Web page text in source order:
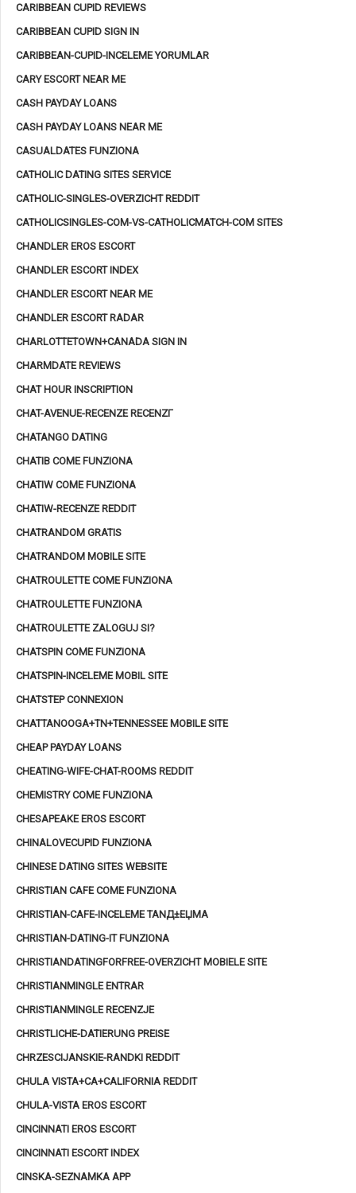
CARIBBEAN CUPID REVIEWS
CARIBBEAN CUPID SIGN IN
CARIBBEAN-CUPID-INCELEME YORUMLAR
CARY ESCORT NEAR ME
CASH PAYDAY LOANS
CASH PAYDAY LOANS NEAR ME
CASUALDATES FUNZIONA
CATHOLIC DATING SITES SERVICE
CATHOLIC-SINGLES-OVERZICHT REDDIT
CATHOLICSINGLES-COM-VS-CATHOLICMATCH-COM SITES
CHANDLER EROS ESCORT
CHANDLER ESCORT INDEX
CHANDLER ESCORT NEAR ME
CHANDLER ESCORT RADAR
CHARLOTTETOWN+CANADA SIGN IN
CHARMDATE REVIEWS
CHAT HOUR INSCRIPTION
CHAT-AVENUE-RECENZE RECENZГ­
CHATANGO DATING
CHATIB COME FUNZIONA
CHATIW COME FUNZIONA
CHATIW-RECENZE REDDIT
CHATRANDOM GRATIS
CHATRANDOM MOBILE SITE
CHATROULETTE COME FUNZIONA
CHATROULETTE FUNZIONA
CHATROULETTE ZALOGUJ SI?
CHATSPIN COME FUNZIONA
CHATSPIN-INCELEME MOBIL SITE
CHATSTEP CONNEXION
CHATTANOOGA+TN+TENNESSEE MOBILE SITE
CHEAP PAYDAY LOANS
CHEATING-WIFE-CHAT-ROOMS REDDIT
CHEMISTRY COME FUNZIONA
CHESAPEAKE EROS ESCORT
CHINALOVECUPID FUNZIONA
CHINESE DATING SITES WEBSITE
CHRISTIAN CAFE COME FUNZIONA
CHRISTIAN-CAFE-INCELEME TANД±ЕЏMA
CHRISTIAN-DATING-IT FUNZIONA
CHRISTIANDATINGFORFREE-OVERZICHT MOBIELE SITE
CHRISTIANMINGLE ENTRAR
CHRISTIANMINGLE RECENZJE
CHRISTLICHE-DATIERUNG PREISE
CHRZESCIJANSKIE-RANDKI REDDIT
CHULA VISTA+CA+CALIFORNIA REDDIT
CHULA-VISTA EROS ESCORT
CINCINNATI EROS ESCORT
CINCINNATI ESCORT INDEX
CINSKA-SEZNAMKA APP